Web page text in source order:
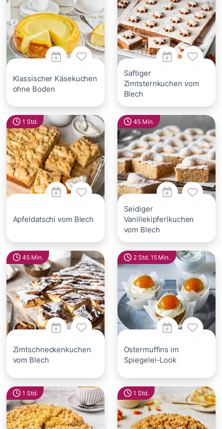
Klassischer Käsekuchen
ohne Boden
Saftiger
Zimtsternkuchen vom
Blech
1 Std.
Apfeldatschi vom Blech
45 Min.
Seidiger
Vanillekipferlkuchen
vom Blech
45 Min.
Zimtschneckenkuchen
vom Blech
2 Std. 15 Min.
Ostermuffins im
Spiegelei-Look
1 Std. 1 Std.